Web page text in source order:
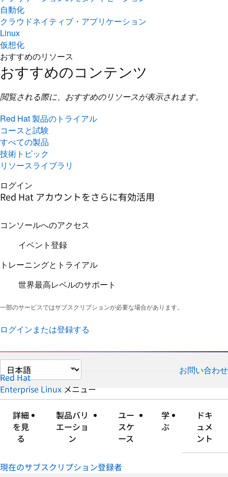
自動化
クラウドネイティブ・アプリケーション
Linux
仮想化
おすすめのリソース
おすすめのコンテンツ
閲覧される際に、おすすめのリソースが表示されます。
Red Hat 製品のトライアル
コースと試験
すべての製品
技術トピック
リソースライブラリ
ログイン
Red Hat アカウントをさらに有効活用
コンソールへのアクセス
イベント登録
トレーニングとトライアル
世界最高レベルのサポート
一部のサービスではサブスクリプションが必要な場合があります。
ログインまたは登録する
ペ
ー
ジ
の
し
お問い合わせ
Red Hat
Enterprise Linux メニュー
開
り
た
詳細
を見
る
製品バリ
エーショ
ン
ユー
スケ
ース
学
ぶ
ドキ
ュメ
ント
現在のサブスクリプション登録者